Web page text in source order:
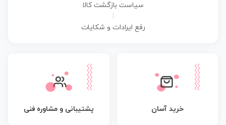
سیاست بازگشت کالا
رفع ایرادات و شکایات
خرید آسان پشتیبانی و مشاوره فنی